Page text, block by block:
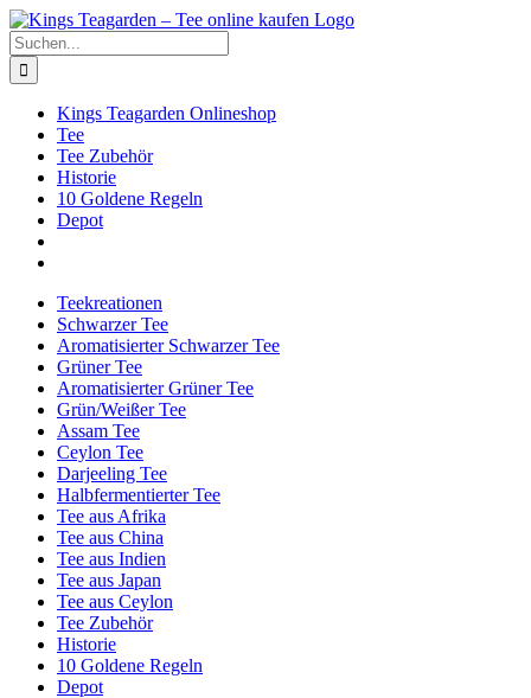
Zum
Inhalt
springen
Facebook
X
Instagram
Pinterest
Suche
nach:
Kings Teagarden Onlineshop
Tee
Tee Zubehör
Historie
10 Goldene Regeln
Depot
Teekreationen
Schwarzer Tee
Aromatisierter Schwarzer Tee
Grüner Tee
Aromatisierter Grüner Tee
Grün/Weißer Tee
Assam Tee
Ceylon Tee
Darjeeling Tee
Halbfermentierter Tee
Tee aus Afrika
Tee aus China
Tee aus Indien
Tee aus Japan
Tee aus Ceylon
Tee Zubehör
Historie
10 Goldene Regeln
Depot